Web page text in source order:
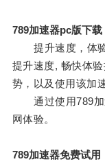
789加速器pc版下载
提升速度，体验
提升速度, 畅快体
势，以及使用该加
通过使用789加
网体验。
789加速器免费试用